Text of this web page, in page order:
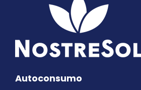
Autoconsumo